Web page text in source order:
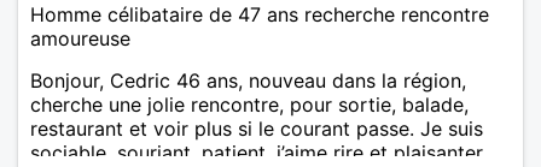
Homme célibataire de 47 ans recherche rencontre
amoureuse
Bonjour, Cedric 46 ans, nouveau dans la région,
cherche une jolie rencontre, pour sortie, balade,
restaurant et voir plus si le courant passe. Je suis
sociable, souriant, patient, j’aime rire et plaisanter..